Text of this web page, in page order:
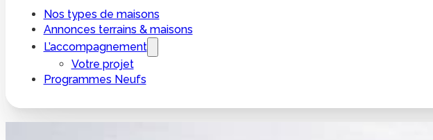
Nos types de maisons
Annonces terrains & maisons
L’accompagnement
Votre projet
Programmes Neufs